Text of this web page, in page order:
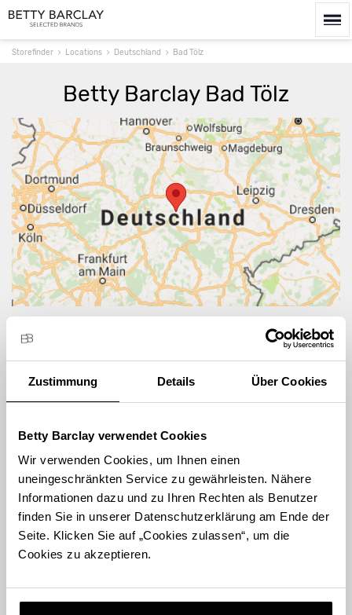
Zustimmung Details Über Cookies
Betty Barclay verwendet Cookies
Wir verwenden Cookies, um Ihnen einen
uneingeschränkten Service zu gewährleisten. Nähere
Informationen dazu und zu Ihren Rechten als Benutzer
finden Sie in unserer Datenschutzerklärung am Ende der
Seite. Klicken Sie auf „Cookies zulassen“, um die
Cookies zu akzeptieren.
Storefinder Locations Deutschland Bad Tölz
Betty Barclay Bad Tölz
Route berechnen
Es gibt 2 Verkaufsstellen mit Produkten der Betty
STORE
Marktstraße 38
83646 Bad Tölz
Store Landing-Page
Route berechnen